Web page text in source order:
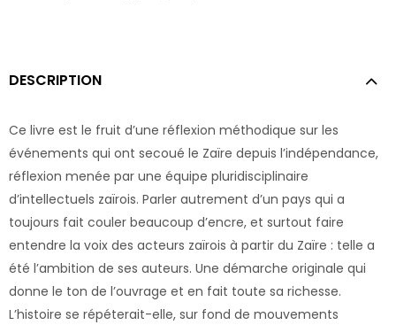
DESCRIPTION
Ce livre est le fruit d’une réflexion méthodique sur les
événements qui ont secoué le Zaïre depuis l’indépendance,
réflexion menée par une équipe pluridisciplinaire
d’intellectuels zaïrois. Parler autrement d’un pays qui a
toujours fait couler beaucoup d’encre, et surtout faire
entendre la voix des acteurs zaïrois à partir du Zaïre : telle a
été l’ambition de ses auteurs. Une démarche originale qui
donne le ton de l’ouvrage et en fait toute sa richesse.
L’histoire se répéterait-elle, sur fond de mouvements